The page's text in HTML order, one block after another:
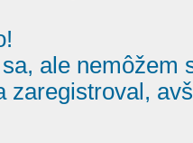
ale nemôžem
zaregistroval,